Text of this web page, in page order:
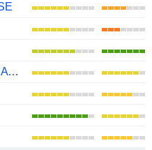
NCR ATLEOS CORPORATION